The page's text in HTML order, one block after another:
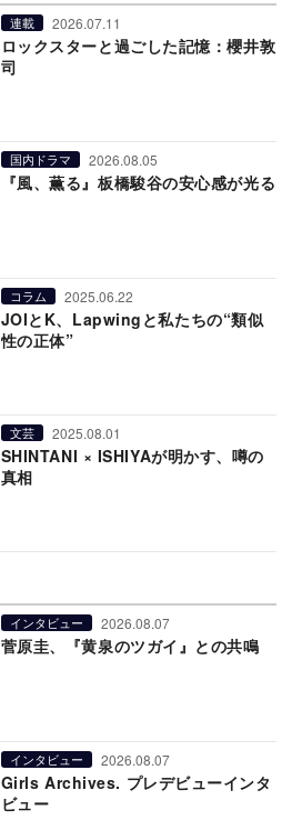
連載 2026.07.11
ロックスターと過ごした記憶：櫻井敦
司
国内ドラマ 2026.08.05
『風、薫る』板橋駿谷の安心感が光る
コラム 2025.06.22
JOIとK、Lapwingと私たちの“類似
性の正体”
文芸 2025.08.01
SHINTANI × ISHIYAが明かす、噂の
真相
インタビュー 2026.08.07
菅原圭、『黄泉のツガイ』との共鳴
インタビュー 2026.08.07
Girls Archives. プレデビューインタ
ビュー